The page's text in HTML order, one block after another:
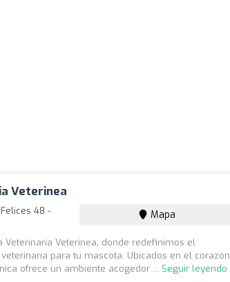
Veterinea
48 -
Mapa
Veterinaria Veterinea, donde redefinimos el
para tu mascota. Ubicados en el corazón
ofrece un ambiente acogedor ... Seguir leyendo